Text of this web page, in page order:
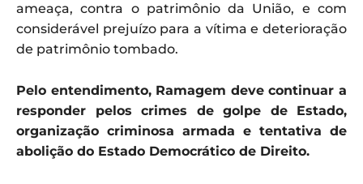
ameaça, contra o patrimônio da União, e com
considerável prejuízo para a vítima e deterioração
de patrimônio tombado.
Pelo entendimento, Ramagem deve continuar a
responder pelos crimes de golpe de Estado,
organização criminosa armada e tentativa de
abolição do Estado Democrático de Direito.